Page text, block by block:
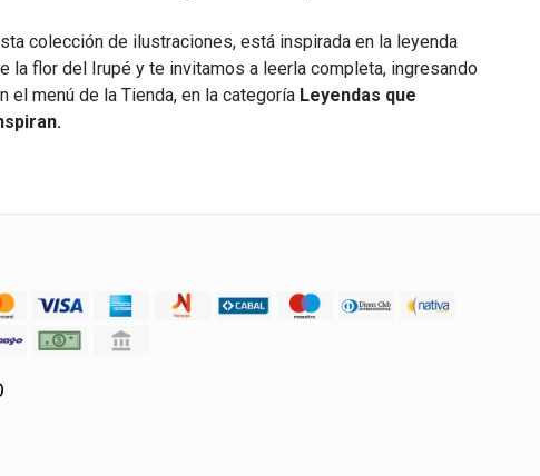
colección de ilustraciones, está inspirada en la leyenda
la flor del Irupé y te invitamos a leerla completa, ingresando
el menú de la Tienda, en la categoría Leyendas que